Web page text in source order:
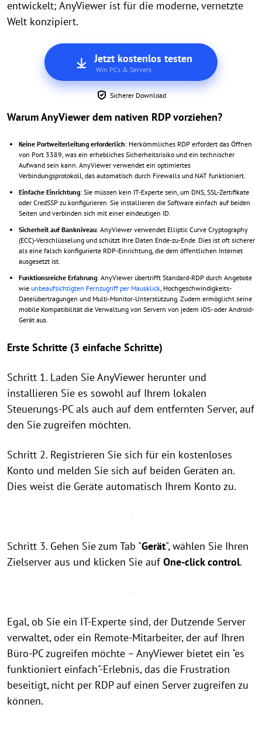
entwickelt; AnyViewer ist für die moderne, vernetzte
Welt konzipiert.
Jetzt kostenlos testen
Win PCs & Servers
Sicherer Download
Warum AnyViewer dem nativen RDP vorziehen?
Keine Portweiterleitung erforderlich: Herkömmliches RDP erfordert das Öffnen
von Port 3389, was ein erhebliches Sicherheitsrisiko und ein technischer
Aufwand sein kann. AnyViewer verwendet ein optimiertes
Verbindungsprotokoll, das automatisch durch Firewalls und NAT funktioniert.
Einfache Einrichtung: Sie müssen kein IT-Experte sein, um DNS, SSL-Zertifikate
oder CredSSP zu konfigurieren. Sie installieren die Software einfach auf beiden
Seiten und verbinden sich mit einer eindeutigen ID.
Sicherheit auf Bankniveau: AnyViewer verwendet Elliptic Curve Cryptography
(ECC)-Verschlüsselung und schützt Ihre Daten Ende-zu-Ende. Dies ist oft sicherer
als eine falsch konfigurierte RDP-Einrichtung, die dem öffentlichen Internet
ausgesetzt ist.
Funktionsreiche Erfahrung: AnyViewer übertrifft Standard-RDP durch Angebote
wie unbeaufsichtigten Fernzugriff per Mausklick, Hochgeschwindigkeits-
Dateiübertragungen und Multi-Monitor-Unterstützung. Zudem ermöglicht seine
mobile Kompatibilität die Verwaltung von Servern von jedem iOS- oder Android-
Gerät aus.
Erste Schritte (3 einfache Schritte)
Schritt 1. Laden Sie AnyViewer herunter und
installieren Sie es sowohl auf Ihrem lokalen
Steuerungs-PC als auch auf dem entfernten Server, auf
den Sie zugreifen möchten.
Schritt 2. Registrieren Sie sich für ein kostenloses
Konto und melden Sie sich auf beiden Geräten an.
Dies weist die Geräte automatisch Ihrem Konto zu.
Schritt 3. Gehen Sie zum Tab "Gerät", wählen Sie Ihren
Zielserver aus und klicken Sie aufOne-click control.
Egal, ob Sie ein IT-Experte sind, der Dutzende Server
verwaltet, oder ein Remote-Mitarbeiter, der auf Ihren
Büro-PC zugreifen möchte – AnyViewer bietet ein "es
funktioniert einfach"-Erlebnis, das die Frustration
beseitigt, nicht per RDP auf einen Server zugreifen zu
können.